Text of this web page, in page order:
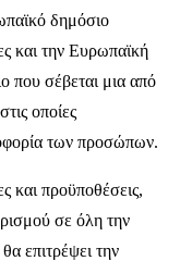
δημόσιο
και την Ευρωπαϊκή
που σέβεται μια από
οποίες
των προσώπων.
και προϋποθέσεις,
σε όλη την
επιτρέψει την